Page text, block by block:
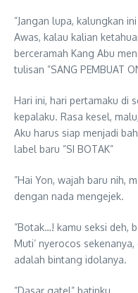
”Jangan lupa, kalungkan
Awas, kalau kalian
berceramah Kang Abu
tulisan ”SANG PEMBUAT
Hari ini, hari pertamaku di
kepalaku. Rasa kesel,
Aku harus siap menjadi
label baru ”SI BOTAK”
”Hai Yon, wajah baru nih,
dengan nada mengejek.
”Botak…! kamu seksi deh,
Muti’ nyerocos
adalah bintang idolanya.
”Dasar gatel” batinku.